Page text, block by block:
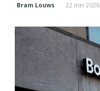
Bram Louws 22 mei 2026